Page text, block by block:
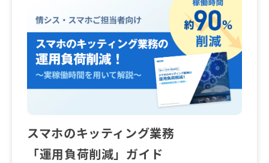
スマホのキッティング業務
「運用負荷削減」ガイド